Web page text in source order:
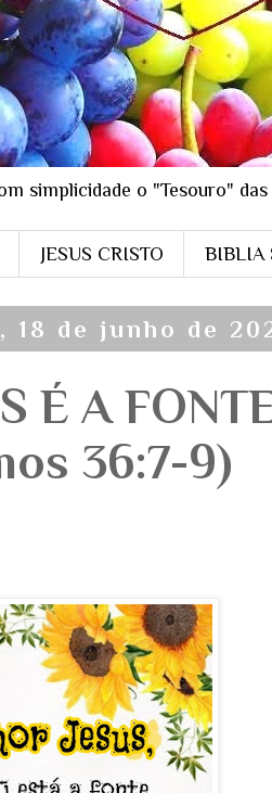
simplicidade o "Tesouro"
JESUS CRISTO BIBLIA
18 de junho de
É A
36:7-9)